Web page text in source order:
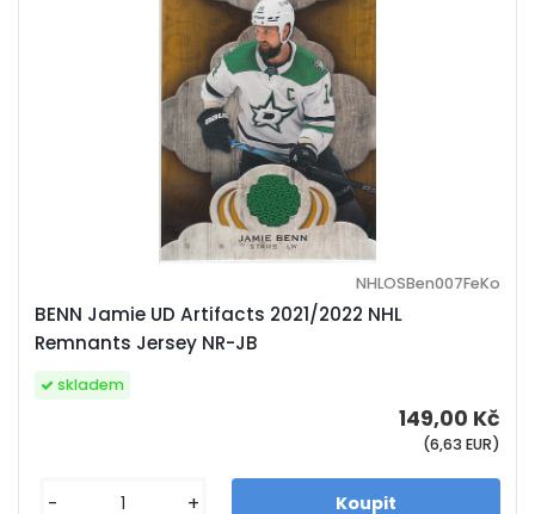
BENN Jamie UD Artifacts 2021/2022 NHL
Remnants Jersey NR-JB
NHLOSBen007FeKo
149,00 Kč
(6,63 EUR)
skladem
- +